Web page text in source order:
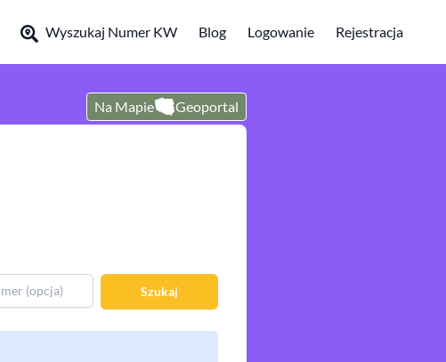
Wyszukaj Numer KW Blog Logowanie Rejestracja
Na Mapie Geoportal
Szukaj